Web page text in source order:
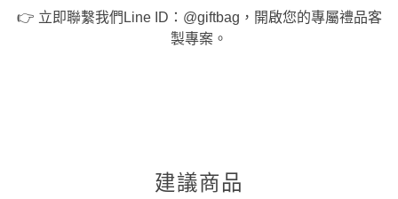
👉 立即聯繫我們Line ID：@giftbag，開啟您的專屬禮品客
製專案。
建議商品